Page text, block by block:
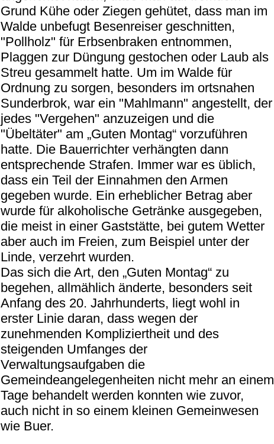
Grund Kühe oder Ziegen gehütet, dass man im
Walde unbefugt Besenreiser geschnitten,
"Pollholz" für Erbsenbraken entnommen,
Plaggen zur Düngung gestochen oder Laub als
Streu gesammelt hatte. Um im Walde für
Ordnung zu sorgen, besonders im ortsnahen
Sunderbrok, war ein "Mahlmann" angestellt, der
jedes "Vergehen" anzuzeigen und die
"Übeltäter" am „Guten Montag“ vorzuführen
hatte. Die Bauerrichter verhängten dann
entsprechende Strafen. Immer war es üblich,
dass ein Teil der Einnahmen den Armen
gegeben wurde. Ein erheblicher Betrag aber
wurde für alkoholische Getränke ausgegeben,
die meist in einer Gaststätte, bei gutem Wetter
aber auch im Freien, zum Beispiel unter der
Linde, verzehrt wurden.
Das sich die Art, den „Guten Montag“ zu
begehen, allmählich änderte, besonders seit
Anfang des 20. Jahrhunderts, liegt wohl in
erster Linie daran, dass wegen der
zunehmenden Kompliziertheit und des
steigenden Umfanges der
Verwaltungsaufgaben die
Gemeindeangelegenheiten nicht mehr an einem
Tage behandelt werden konnten wie zuvor,
auch nicht in so einem kleinen Gemeinwesen
wie Buer.